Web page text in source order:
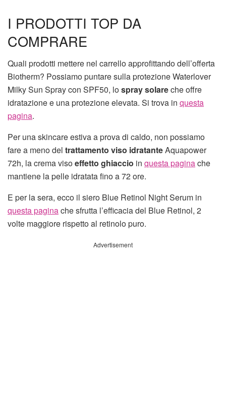
I PRODOTTI TOP DA
COMPRARE
Quali prodotti mettere nel carrello approfittando dell’offerta
Biotherm? Possiamo puntare sulla protezione Waterlover
Milky Sun Spray con SPF50, lospray solareche offre
idratazione e una protezione elevata. Si trova in questa
pagina.
Per una skincare estiva a prova di caldo, non possiamo
fare a meno del trattamento viso idratanteAquapower
72h, la crema visoeffetto ghiaccio in questa paginache
mantiene la pelle idratata fino a 72 ore.
E per la sera, ecco il siero Blue Retinol Night Serum in
questa paginache sfrutta l’efficacia del Blue Retinol, 2
volte maggiore rispetto al retinolo puro.
Advertisement